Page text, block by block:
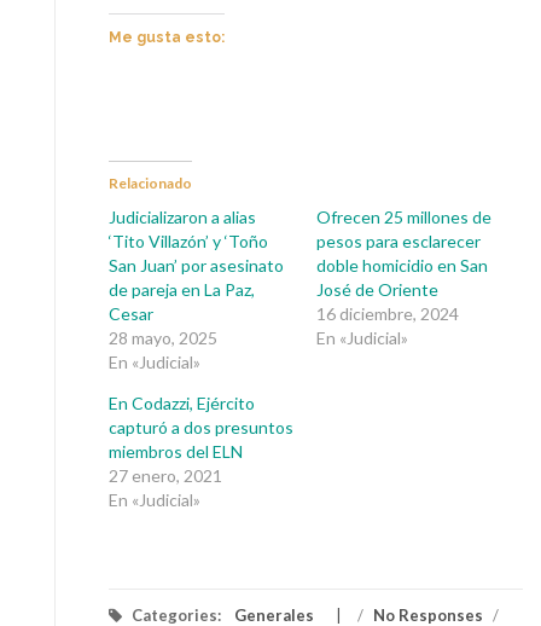
Me gusta esto:
Relacionado
Judicializaron a alias
‘Tito Villazón’ y ‘Toño
San Juan’ por asesinato
de pareja en La Paz,
Cesar
28 mayo, 2025
En «Judicial»
Ofrecen 25 millones de
pesos para esclarecer
doble homicidio en San
José de Oriente
16 diciembre, 2024
En «Judicial»
En Codazzi, Ejército
capturó a dos presuntos
miembros del ELN
27 enero, 2021
En «Judicial»
Categories: Generales / No Responses /